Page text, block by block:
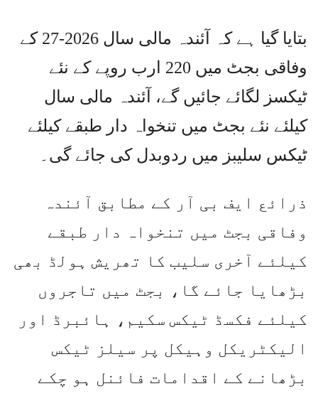
بتایا گیا ہے کہ آئندہ مالی سال 2026-27 کے
وفاقی بجٹ میں 220 ارب روپے کے نئے
ٹیکسز لگائے جائیں گے، آئندہ مالی سال
کیلئے نئے بجٹ میں تنخواہ دار طبقے کیلئے
ٹیکس سلیبز میں ردوبدل کی جائے گی۔
ذرائع ایف بی آر کے مطابق آئندہ
وفاقی بجٹ میں تنخواہ دار طبقے
کیلئے آخری سلیب کا تھریش ہولڈ بھی
بڑھایا جائے گا، بجٹ میں تاجروں
کیلئے فکسڈ ٹیکس سکیم، ہائبرڈ اور
الیکٹریکل وہیکل پر سیلز ٹیکس
بڑھانے کے اقدامات فائنل ہو چکے